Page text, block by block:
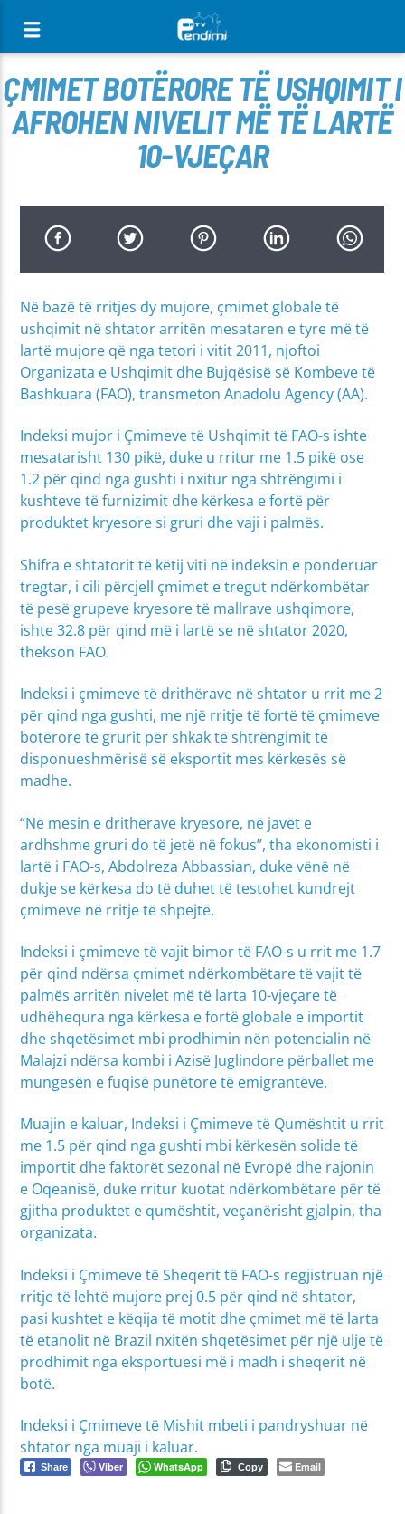
ÇMIMET BOTËRORE TË USHQIMIT I
AFROHEN NIVELIT MË TË LARTË
10-VJEÇAR
Në bazë të rritjes dy mujore, çmimet globale të
ushqimit në shtator arritën mesataren e tyre më të
lartë mujore që nga tetori i vitit 2011, njoftoi
Organizata e Ushqimit dhe Bujqësisë së Kombeve të
Bashkuara (FAO), transmeton Anadolu Agency (AA).
Indeksi mujor i Çmimeve të Ushqimit të FAO-s ishte
mesatarisht 130 pikë, duke u rritur me 1.5 pikë ose
1.2 për qind nga gushti i nxitur nga shtrëngimi i
kushteve të furnizimit dhe kërkesa e fortë për
produktet kryesore si gruri dhe vaji i palmës.
Shifra e shtatorit të këtij viti në indeksin e ponderuar
tregtar, i cili përcjell çmimet e tregut ndërkombëtar
të pesë grupeve kryesore të mallrave ushqimore,
ishte 32.8 për qind më i lartë se në shtator 2020,
thekson FAO.
Indeksi i çmimeve të drithërave në shtator u rrit me 2
për qind nga gushti, me një rritje të fortë të çmimeve
botërore të grurit për shkak të shtrëngimit të
disponueshmërisë së eksportit mes kërkesës së
madhe.
“Në mesin e drithërave kryesore, në javët e
ardhshme gruri do të jetë në fokus”, tha ekonomisti i
lartë i FAO-s, Abdolreza Abbassian, duke vënë në
dukje se kërkesa do të duhet të testohet kundrejt
çmimeve në rritje të shpejtë.
Indeksi i çmimeve të vajit bimor të FAO-s u rrit me 1.7
për qind ndërsa çmimet ndërkombëtare të vajit të
palmës arritën nivelet më të larta 10-vjeçare të
udhëhequra nga kërkesa e fortë globale e importit
dhe shqetësimet mbi prodhimin nën potencialin në
Malajzi ndërsa kombi i Azisë Juglindore përballet me
mungesën e fuqisë punëtore të emigrantëve.
Muajin e kaluar, Indeksi i Çmimeve të Qumështit u rrit
me 1.5 për qind nga gushti mbi kërkesën solide të
importit dhe faktorët sezonal në Evropë dhe rajonin
e Oqeanisë, duke rritur kuotat ndërkombëtare për të
gjitha produktet e qumështit, veçanërisht gjalpin, tha
organizata.
Indeksi i Çmimeve të Sheqerit të FAO-s regjistruan një
rritje të lehtë mujore prej 0.5 për qind në shtator,
pasi kushtet e këqija të motit dhe çmimet më të larta
të etanolit në Brazil nxitën shqetësimet për një ulje të
prodhimit nga eksportuesi më i madh i sheqerit në
botë.
Indeksi i Çmimeve të Mishit mbeti i pandryshuar në
shtator nga muaji i kaluar.
Share Viber WhatsApp Copy Email